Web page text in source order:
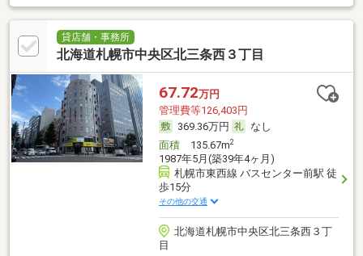
貸店舗・事務所
北海道札幌市中央区北三条西３丁目
67.72万円
管理費等126,403円
369.36万円
なし
面積135.67m2
1987年5月(築39年4ヶ月)
札幌市東西線 バスセンター前駅 徒
歩15分
その他の交通
北海道札幌市中央区北三条西３丁
目